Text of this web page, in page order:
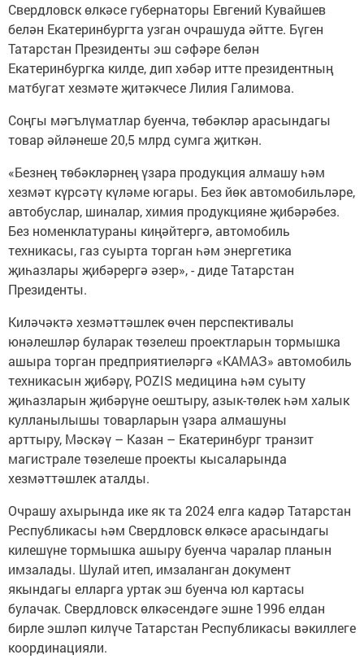
Свердловск өлкәсе губернаторы Евгений Кувайшев
белән Екатеринбургта узган очрашуда әйтте. Бүген
Татарстан Президенты эш сәфәре белән
Екатеринбургка килде, дип хәбәр итте президентның
матбугат хезмәте җитәкчесе Лилия Галимова.
Соңгы мәгълүматлар буенча, төбәкләр арасындагы
товар әйләнеше 20,5 млрд сумга җиткән.
«Безнең төбәкләрнең үзара продукция алмашу һәм
хезмәт күрсәтү күләме югары. Без йөк автомобильләре,
автобуслар, шиналар, химия продукцияне җибәрәбез.
Без номенклатураны киңәйтергә, автомобиль
техникасы, газ суырта торган һәм энергетика
җиһазлары җибәрергә әзер», - диде Татарстан
Президенты.
Киләчәктә хезмәттәшлек өчен перспективалы
юнәлешләр буларак төзелеш проектларын тормышка
ашыра торган предприятиеләргә «КАМАЗ» автомобиль
техникасын җибәрү, POZIS медицина һәм суыту
җиһазларын җибәрүне оештыру, азык-төлек һәм халык
кулланылышы товарларын үзара алмашуны
арттыру, Мәскәү – Казан – Екатеринбург транзит
магистрале төзелеше проекты кысаларында
хезмәттәшлек аталды.
Очрашу ахырында ике як та 2024 елга кадәр Татарстан
Республикасы һәм Свердловск өлкәсе арасындагы
килешүне тормышка ашыру буенча чаралар планын
имзалады. Шулай итеп, имзаланган документ
якындагы елларга уртак эш буенча юл картасы
булачак. Свердловск өлкәсендәге эшне 1996 елдан
бирле эшләп килүче Татарстан Республикасы вәкиллеге
координацияли.